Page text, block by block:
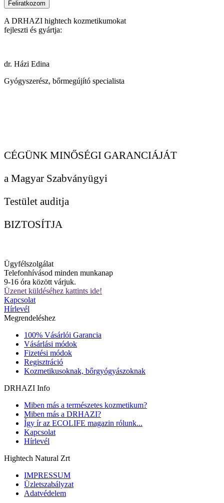
Feliratkozom
A DRHAZI hightech kozmetikumokat
fejleszti és gyártja:
dr. Házi Edina
Gyógyszerész, bőrmegújító specialista
CÉGÜNK MINŐSÉGI GARANCIÁJÁT
a Magyar Szabványügyi
Testület auditja
BIZTOSÍTJA
Ügyfélszolgálat
Telefonhívásod minden munkanap
9-16 óra között várjuk.
Üzenet küldéséhez kattints ide!
Kapcsolat
Hírlevél
Megrendeléshez
100% Vásárlói Garancia
Vásárlási módok
Fizetési módok
Regisztráció
Kozmetikusoknak, bőrgyógyászoknak
DRHAZI Info
Miben más a természetes kozmetikum?
Miben más a DRHAZI?
Így ír az ECOLIFE magazin rólunk...
Kapcsolat
Hírlevél
Hightech Natural Zrt
IMPRESSUM
Üzletszabályzat
Adatvédelem